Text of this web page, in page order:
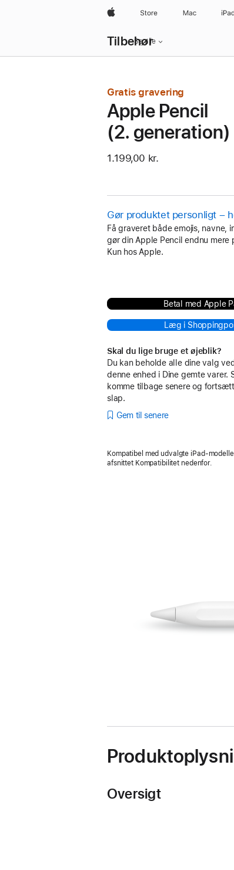
AppleStore Mac iPad
Tilbehør
navigation
åbn
Se alle
Gratis gravering
Apple Pencil
(2. generation)
1.199,00 kr.
Gør produktet personligt –
Få graveret både emojis, navne,
gør din Apple Pencil endnu mere
Kun hos Apple.
Betal med Apple
Læg i
Skal du lige bruge et øjeblik?
Du kan beholde alle dine valg
denne enhed i Dine gemte varer.
komme tilbage senere og
slap.
Gem til senere
Kompatibel med udvalgte iPad-
afsnittet Kompatibilitet nedenfor.
Oversigt